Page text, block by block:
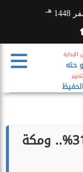
هـ
حته
ارتفاع أعداد المعتمرين بنسبة 31%.. ومكة